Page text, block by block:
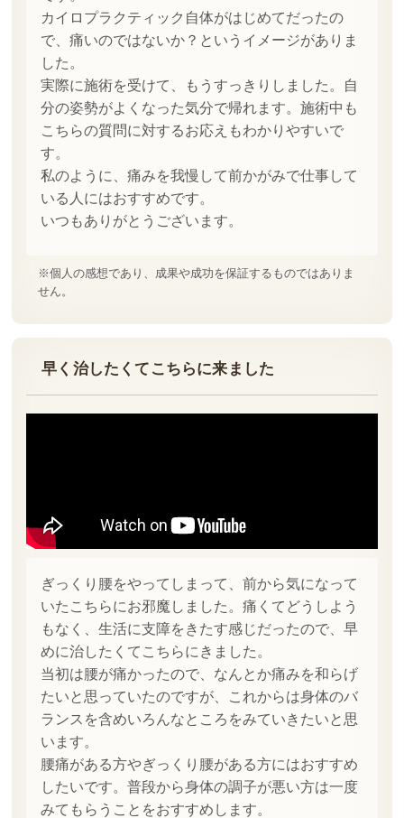
カイロプラクティック自体がはじめてだったの
で、痛いのではないか？というイメージがありま
した。
実際に施術を受けて、もうすっきりしました。自
分の姿勢がよくなった気分で帰れます。施術中も
こちらの質問に対するお応えもわかりやすいで
す。
私のように、痛みを我慢して前かがみで仕事して
いる人にはおすすめです。
いつもありがとうございます。
※個人の感想であり、成果や成功を保証するものではありま
せん。
早く治したくてこちらに来ました
ぎっくり腰をやってしまって、前から気になって
いたこちらにお邪魔しました。痛くてどうしよう
もなく、生活に支障をきたす感じだったので、早
めに治したくてこちらにきました。
当初は腰が痛かったので、なんとか痛みを和らげ
たいと思っていたのですが、これからは身体のバ
ランスを含めいろんなところをみていきたいと思
います。
腰痛がある方やぎっくり腰がある方にはおすすめ
したいです。普段から身体の調子が悪い方は一度
みてもらうことをおすすめします。